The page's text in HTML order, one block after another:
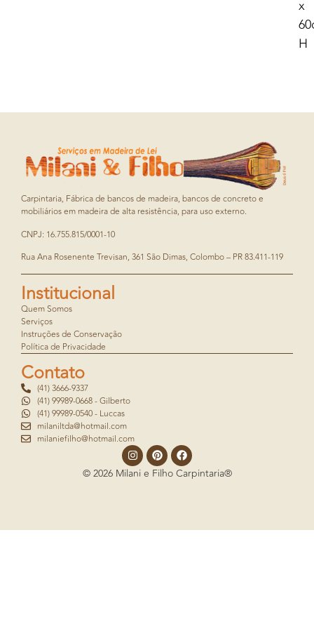
x
H
Carpintaria, Fábrica de bancos de madeira, bancos de concreto e
mobiliários em madeira de alta resistência, para uso externo.
CNPJ: 16.755.815/0001-10
Rua Ana Rosenente Trevisan, 361 São Dimas, Colombo – PR 83.411-119
Institucional
Quem Somos
Serviços
Instruções de Conservação
Política de Privacidade
Contato
(41) 3666-9337
(41) 99989-0668 - Gilberto
(41) 99989-0540 - Luccas
milaniltda@hotmail.com
milaniefilho@hotmail.com
© 2026 Milani e Filho Carpintaria®